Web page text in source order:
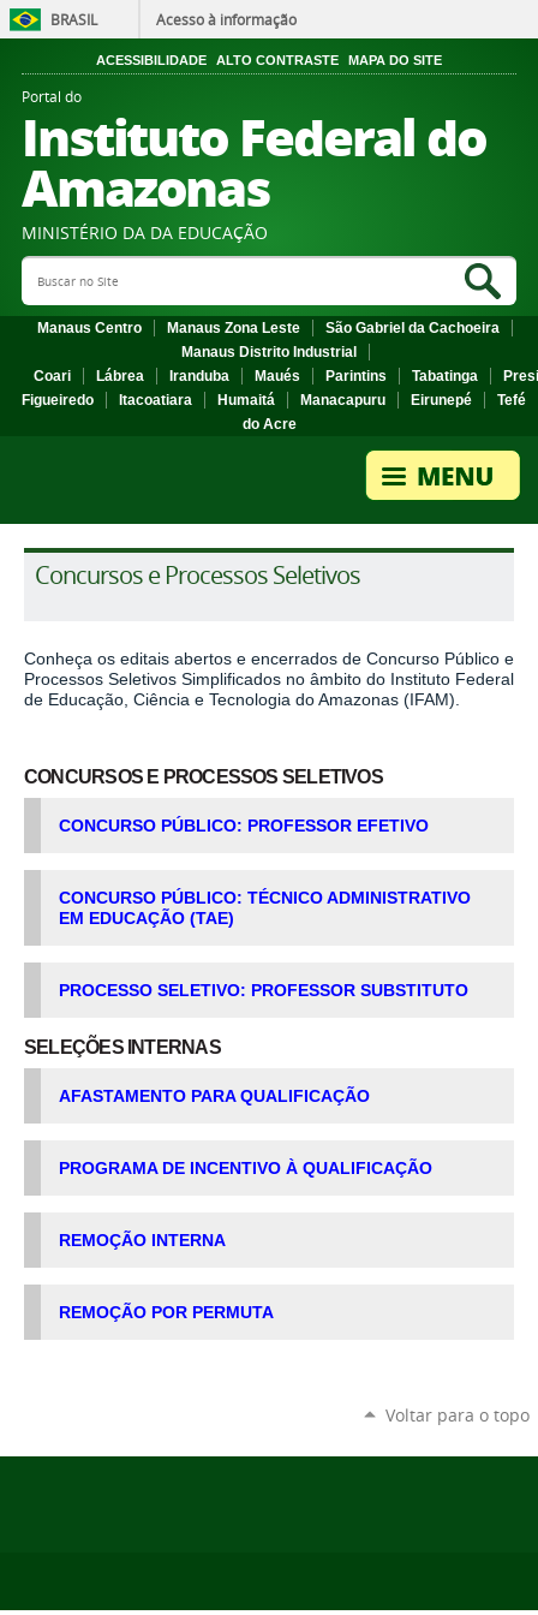
BRASIL Acesso à informação
ACESSIBILIDADE ALTO CONTRASTE MAPA DO SITE
Portal do
Instituto Federal do
Amazonas
MINISTÉRIO DA DA EDUCAÇÃO
Search Site
Manaus Centro Manaus Zona Leste
São Gabriel da Cachoeira
Manaus Distrito Industrial
Coari
Lábrea Iranduba Maués Parintins Tabatinga
Figueiredo
Itacoatiara Humaitá Manacapuru Eirunepé
Tefé
do Acre
Concursos e Processos Seletivos
Conheça os editais abertos e encerrados de Concurso Público e
Processos Seletivos Simplificados no âmbito do Instituto Federal
de Educação, Ciência e Tecnologia do Amazonas (IFAM).
CONCURSOS E PROCESSOS SELETIVOS
CONCURSO PÚBLICO: PROFESSOR EFETIVO
CONCURSO PÚBLICO: TÉCNICO ADMINISTRATIVO
EM EDUCAÇÃO (TAE)
PROCESSO SELETIVO: PROFESSOR SUBSTITUTO
SELEÇÕES INTERNAS
AFASTAMENTO PARA QUALIFICAÇÃO
PROGRAMA DE INCENTIVO À QUALIFICAÇÃO
REMOÇÃO INTERNA
REMOÇÃO POR PERMUTA
Voltar para o topo